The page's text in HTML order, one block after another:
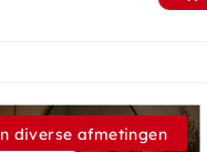
diverse afmetingen